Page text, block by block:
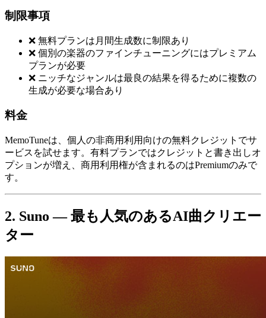
制限事項
❌ 無料プランは月間生成数に制限あり
❌ 個別の楽器のファインチューニングにはプレミアム
プランが必要
❌ ニッチなジャンルは最良の結果を得るために複数の
生成が必要な場合あり
料金
MemoTuneは、個人の非商用利用向けの無料クレジットでサ
ービスを試せます。有料プランではクレジットと書き出しオ
プションが増え、商用利用権が含まれるのはPremiumのみで
す。
2. Suno — 最も人気のあるAI曲クリエー
ター